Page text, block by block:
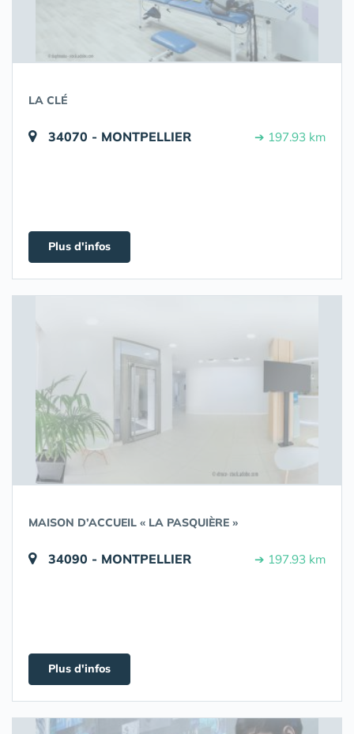
LA CLÉ
34070 - MONTPELLIER ➔ 197.93 km
Plus d'infos
MAISON D’ACCUEIL « LA PASQUIÈRE »
34090 - MONTPELLIER ➔ 197.93 km
Plus d'infos